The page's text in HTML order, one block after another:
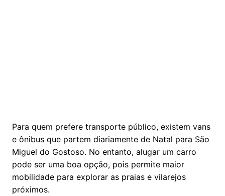
Para quem prefere transporte público, existem vans
e ônibus que partem diariamente de Natal para São
Miguel do Gostoso. No entanto, alugar um carro
pode ser uma boa opção, pois permite maior
mobilidade para explorar as praias e vilarejos
próximos.